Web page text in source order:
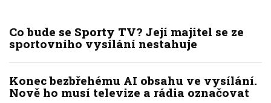
Co bude se Sporty TV? Její majitel se ze
sportovního vysílání nestahuje
Konec bezbřehému AI obsahu ve vysílání.
Nově ho musí televize a rádia označovat